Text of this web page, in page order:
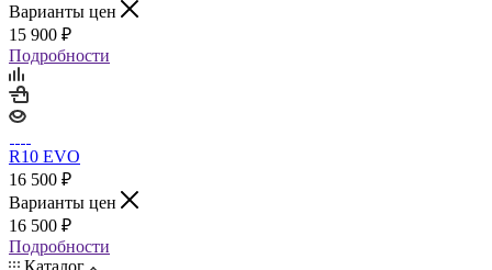
Варианты цен
15 900 ₽
Подробности
R10 EVO
16 500 ₽
Варианты цен
16 500 ₽
Подробности
Каталог